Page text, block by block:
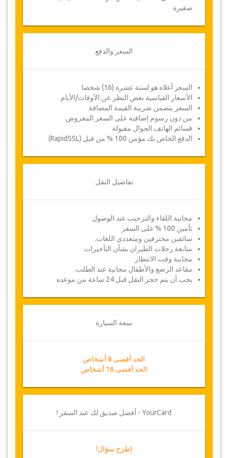
صغيرة
السعر والدفع
السعر أعلاه هو لستة عشرة (16) شخصا
الأسعار القياسية بغض النظر عن الأوقات/الأيام
السعر يتضمن ضريبة القيمة المضافة
من دون رسوم إضافية على السعر المعروض
قسائم الهاتف الجوال مقبولة
الدفع الخاص بك مؤمن 100 % من قبل (RapidSSL)
تفاصيل النقل
مجانية اللقاء والترحيب عند الوصول
تأمين 100 % على السفر
سائقين محترفين ومتعددي اللغات.
متابعة رحلات الطيران بشأن التأخيرات
مجانية وقت الانتظار
مقاعد الرضع والأطفال مجانية عند الطلب.
يجب أن يتم حجز النقل قبل 24 ساعة من موعده
سعة السيارة
الحد أقصى 8 أشخاص
الحد أقصى 16 أشخاص
YourCard - أفضل صديق لك عند السفر !
إطرح سؤال!